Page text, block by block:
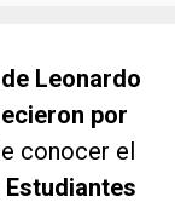
Leonardo
por
conocer el